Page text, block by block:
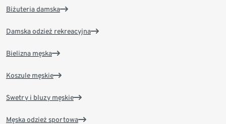
Biżuteria damska
Damska odzież rekreacyjna
Bielizna męska
Koszule męskie
Swetry i bluzy męskie
Męska odzież sportowa